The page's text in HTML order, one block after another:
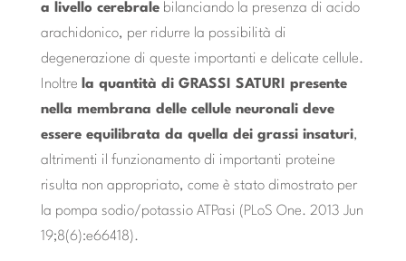
a livello cerebralebilanciando la presenza di acido
arachidonico, per ridurre la possibilità di
degenerazione di queste importanti e delicate cellule.
Inoltre la quantità di GRASSI SATURI presente
nella membrana delle cellule neuronali deve
essere equilibrata da quella dei grassi insaturi,
altrimenti il funzionamento di importanti proteine
risulta non appropriato, come è stato dimostrato per
la pompa sodio/potassio ATPasi (PLoS One. 2013 Jun
19;8(6):e66418).